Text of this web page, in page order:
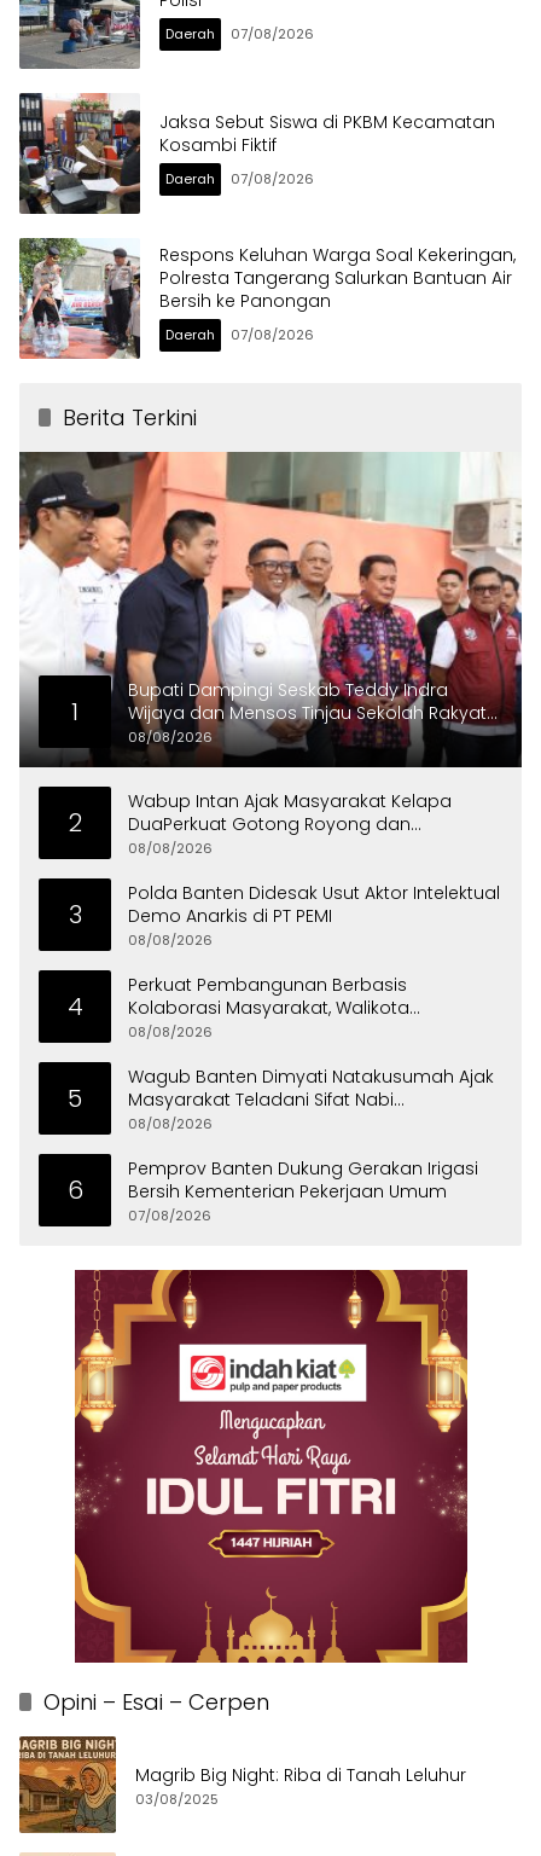
Daerah 07/08/2026
Jaksa Sebut Siswa di PKBM Kecamatan
Kosambi Fiktif
Daerah 07/08/2026
Respons Keluhan Warga Soal Kekeringan,
Polresta Tangerang Salurkan Bantuan Air
Bersih ke Panongan
Daerah 07/08/2026
Berita Terkini
1
Bupati Dampingi Seskab Teddy Indra
Wijaya dan Mensos Tinjau Sekolah Rakyat
di Curug
08/08/2026
2
Wabup Intan Ajak Masyarakat Kelapa
DuaPerkuat Gotong Royong dan
Persatuan
08/08/2026
3
Polda Banten Didesak Usut Aktor Intelektual
Demo Anarkis di PT PEMI
08/08/2026
4
Perkuat Pembangunan Berbasis
Kolaborasi Masyarakat, Walikota
Tangerang Raih LPM Award 2026
08/08/2026
5
Wagub Banten Dimyati Natakusumah Ajak
Masyarakat Teladani Sifat Nabi
Muhammad
08/08/2026
6
Pemprov Banten Dukung Gerakan Irigasi
Bersih Kementerian Pekerjaan Umum
07/08/2026
Opini – Esai – Cerpen
Magrib Big Night: Riba di Tanah Leluhur
03/08/2025